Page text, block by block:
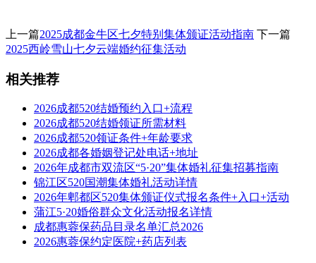
上一篇2025成都金牛区七夕特别集体颁证活动​指南 下一篇
2025西岭雪山七夕云端婚约征集活动
相关推荐
2026成都520结婚预约入口+流程
2026成都520结婚领证所需材料
2026成都520领证条件+年龄要求
2026成都各婚姻登记处电话+地址
2026年成都市双流区“5·20”集体婚礼征集招募指南
锦江区520国潮集体婚礼活动详情
2026年郫都区520集体颁证仪式报名条件+入口+活动
蒲江5·20婚俗群众文化活动报名详情
成都惠蓉保药品目录名单汇总2026
2026惠蓉保约定医院+药店列表